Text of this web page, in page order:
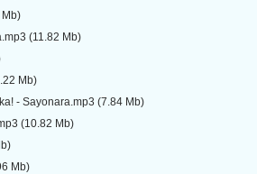
Mb)
(11.82 Mb)
Mb)
- Sayonara.mp3 (7.84 Mb)
(10.82 Mb)
Mb)